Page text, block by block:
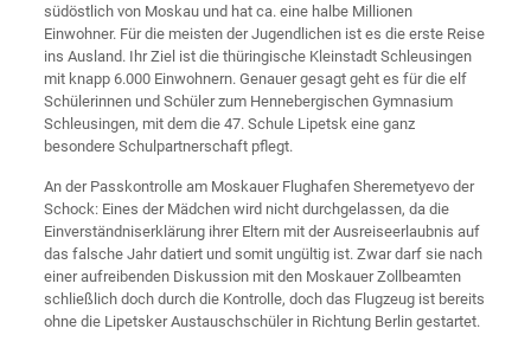
südöstlich von Moskau und hat ca. eine halbe Millionen
Einwohner. Für die meisten der Jugendlichen ist es die erste Reise
ins Ausland. Ihr Ziel ist die thüringische Kleinstadt Schleusingen
mit knapp 6.000 Einwohnern. Genauer gesagt geht es für die elf
Schülerinnen und Schüler zum Hennebergischen Gymnasium
Schleusingen, mit dem die 47. Schule Lipetsk eine ganz
besondere Schulpartnerschaft pflegt.
An der Passkontrolle am Moskauer Flughafen Sheremetyevo der
Schock: Eines der Mädchen wird nicht durchgelassen, da die
Einverständniserklärung ihrer Eltern mit der Ausreiseerlaubnis auf
das falsche Jahr datiert und somit ungültig ist. Zwar darf sie nach
einer aufreibenden Diskussion mit den Moskauer Zollbeamten
schließlich doch durch die Kontrolle, doch das Flugzeug ist bereits
ohne die Lipetsker Austauschschüler in Richtung Berlin gestartet.